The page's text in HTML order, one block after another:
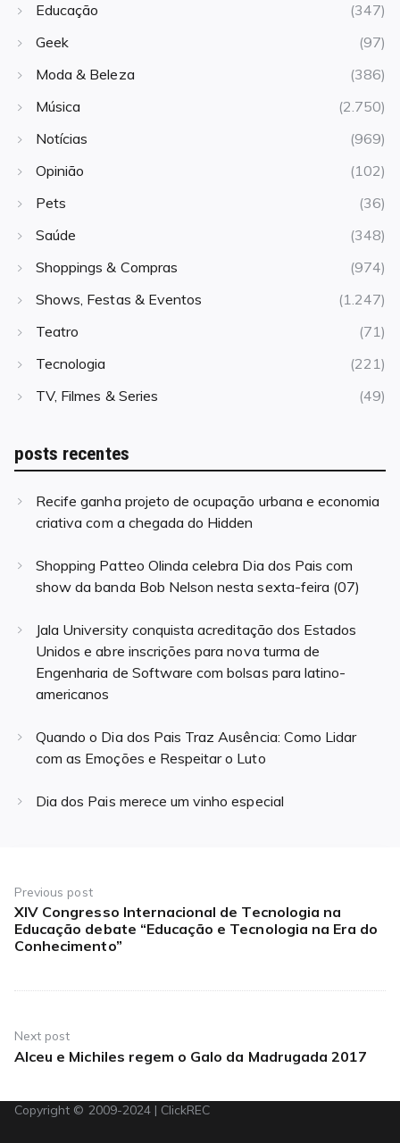
Educação
(347)
Geek
(97)
Moda & Beleza
(386)
Música
(2.750)
Notícias
(969)
Opinião
(102)
Pets
(36)
Saúde
(348)
Shoppings & Compras
(974)
Shows, Festas & Eventos
(1.247)
Teatro
(71)
Tecnologia
(221)
TV, Filmes & Series
(49)
posts recentes
Recife ganha projeto de ocupação urbana e economia
criativa com a chegada do Hidden
Shopping Patteo Olinda celebra Dia dos Pais com
show da banda Bob Nelson nesta sexta-feira (07)
Jala University conquista acreditação dos Estados
Unidos e abre inscrições para nova turma de
Engenharia de Software com bolsas para latino-
americanos
Quando o Dia dos Pais Traz Ausência: Como Lidar
com as Emoções e Respeitar o Luto
Dia dos Pais merece um vinho especial
de
Post
Previous post
Previous
post:
XIV Congresso Internacional de Tecnologia na
Educação debate “Educação e Tecnologia na Era do
Conhecimento”
Next post
Next
Alceu e Michiles regem o Galo da Madrugada 2017
Copyright © 2009-2024 | ClickREC